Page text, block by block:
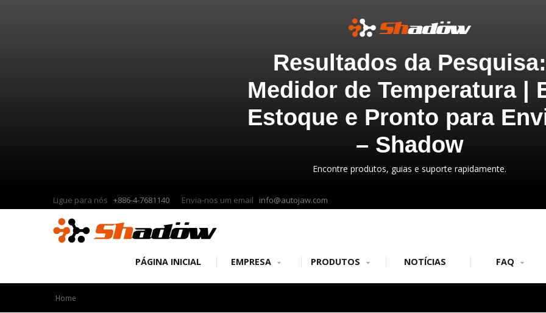
Resultados da Pesquisa:
Medidor de Temperatura |
Estoque e Pronto para
– Shadow
Encontre produtos, guias e suporte rapidamente.
Ligue para nós +886-4-7681140 Envia-nos um email info@autojaw.com
PÁGINA INICIAL EMPRESA PRODUTOS NOTÍCIAS FAQ
Home